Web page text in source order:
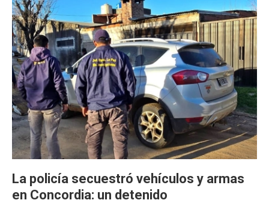
La policía secuestró vehículos y armas
en Concordia: un detenido